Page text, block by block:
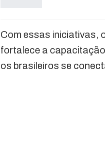
Com essas iniciativas,
fortalece a
os brasileiros se